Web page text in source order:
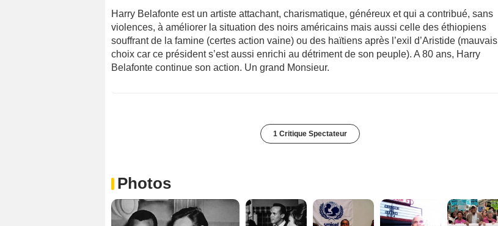
Harry Belafonte est un artiste attachant, charismatique, généreux et qui a contribué, sans
violences, à améliorer la situation des noirs américains mais aussi celle des éthiopiens
souffrant de la famine (certes action vaine) ou des haïtiens après l’exil d’Aristide (mauvais
choix car ce président s’est aussi enrichi au détriment de son peuple). A 80 ans, Harry
Belafonte continue son action. Un grand Monsieur.
1 Critique Spectateur
Photos